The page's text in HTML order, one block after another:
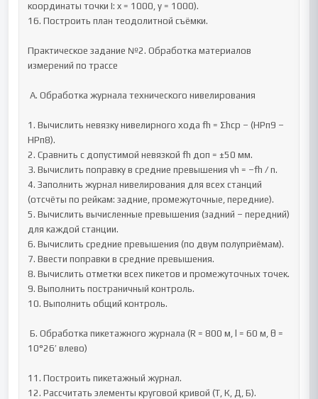
координаты точки I: x = 1000, y = 1000).
16. Построить план теодолитной съёмки.
Практическое задание №2. Обработка материалов
измерений по трассе
А. Обработка журнала технического нивелирования
1. Вычислить невязку нивелирного хода fh = Σhср – (HРп9 –
HРп8).
2. Сравнить с допустимой невязкой fh доп = ±50 мм.
3. Вычислить поправку в средние превышения vh = –fh / n.
4. Заполнить журнал нивелирования для всех станций
(отсчёты по рейкам: задние, промежуточные, передние).
5. Вычислить вычисленные превышения (задний – передний)
для каждой станции.
6. Вычислить средние превышения (по двум полуприёмам).
7. Ввести поправки в средние превышения.
8. Вычислить отметки всех пикетов и промежуточных точек.
9. Выполнить постраничный контроль.
10. Выполнить общий контроль.
Б. Обработка пикетажного журнала (R = 800 м, l = 60 м, θ =
10°26′ влево)
11. Построить пикетажный журнал.
12. Рассчитать элементы круговой кривой (Т, К, Д, Б).